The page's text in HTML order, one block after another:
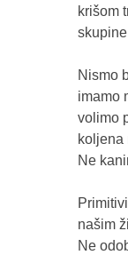
krišom
Nismo
imamo
volimo
koljena
Ne
našim
Ne